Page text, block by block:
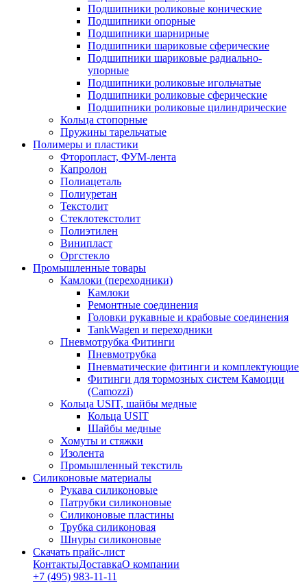
Подшипники роликовые конические
Подшипники опорные
Подшипники шарнирные
Подшипники шариковые сферические
Подшипники шариковые радиально-
упорные
Подшипники роликовые игольчатые
Подшипники роликовые сферические
Подшипники роликовые цилиндрические
Кольца стопорные
Пружины тарельчатые
Полимеры и пластики
Фторопласт, ФУМ-лента
Капролон
Полиацеталь
Полиуретан
Текстолит
Стеклотекстолит
Полиэтилен
Винипласт
Оргстекло
Промышленные товары
Камлоки (переходники)
Камлоки
Ремонтные соединения
Головки рукавные и крабовые соединения
TankWagen и переходники
Пневмотрубка Фитинги
Пневмотрубка
Пневматические фитинги и комплектующие
Фитинги для тормозных систем Камоцци
(Camozzi)
Кольца USIT, шайбы медные
Кольца USIT
Шайбы медные
Хомуты и стяжки
Изолента
Промышленный текстиль
Силиконовые материалы
Рукава силиконовые
Патрубки силиконовые
Силиконовые пластины
Трубка силиконовая
Шнуры силиконовые
Скачать прайс-лист
КонтактыДоставкаО компании
+7 (495) 983-11-11